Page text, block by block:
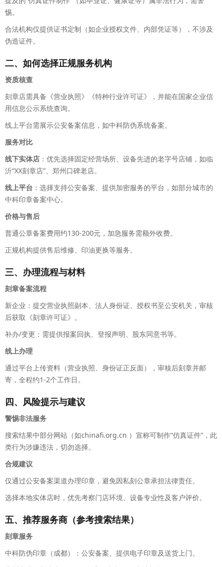
惕。
合法机构仅提供证书定制（如企业授权文件、内部凭证等），不涉及
伪造证件。
二、如何选择正规服务机构
资质核查
刻章店需具备《营业执照》《特种行业许可证》，并能在国家企业信
用信息公示系统查询。
线上平台需展示公安备案信息，如中科防伪系统备案。
服务对比
线下实体店 ：优先选择固定经营场所、设备先进的老字号店铺，如临
沂“XX刻章店”、郑州口碑老店。
线上平台 ：选择支持公安备案、提供加密服务的平台，如部分城市的
中科印章备案中心。
价格与售后
普通公章备案费用约130-200元，加急服务需额外收费。
正规机构提供售后维修、印油更换等服务。
三、办理流程与材料
刻章备案流程
新企业：提交营业执照副本、法人身份证、授权书至公安机关，审核
后获取《刻章许可证》。
补办/变更：需提供报案回执、登报声明、股东同意书等。
线上办理
通过平台上传资料（营业执照、身份证正反面），审核后刻章并邮
寄，全程约1-2个工作日。
四、风险提示与建议
警惕非法服务
搜索结果中部分网站（如chinafi.org.cn ）宣称可制作“仿真证件”，此
类行为涉嫌违法，切勿选择。
合规建议
仅通过公安备案渠道办理印章，避免因私刻公章承担法律责任。
选择本地实体店时，优先考察门店环境、设备专业性及客户评价。
五、推荐服务商（参考搜索结果）
刻章服务
中科防伪印章（成都）：公安备案、提供电子印章及送货上门。